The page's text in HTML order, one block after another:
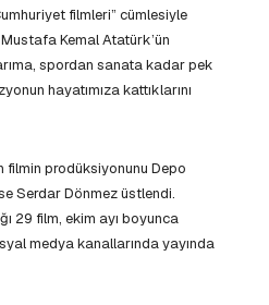
filmleri” cümlesiyle
Kemal Atatürk’ün
spordan sanata kadar pek
hayatımıza kattıklarını
filmin prodüksiyonunu Depo
Serdar Dönmez üstlendi.
29 film, ekim ayı boyunca
medya kanallarında yayında